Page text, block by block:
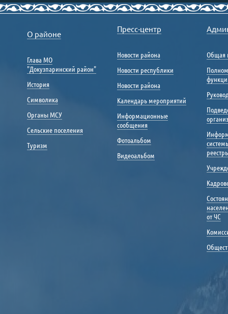
О районе
Глава МО
"Докузпаринский район"
История
Символика
Органы МСУ
Сельские поселения
Туризм
Пресс-центр
Новости района
Новости республики
Новости района
Календарь мероприятий
Информационные
сообщения
Фотоальбом
Видеоальбом
Общая
от ЧС